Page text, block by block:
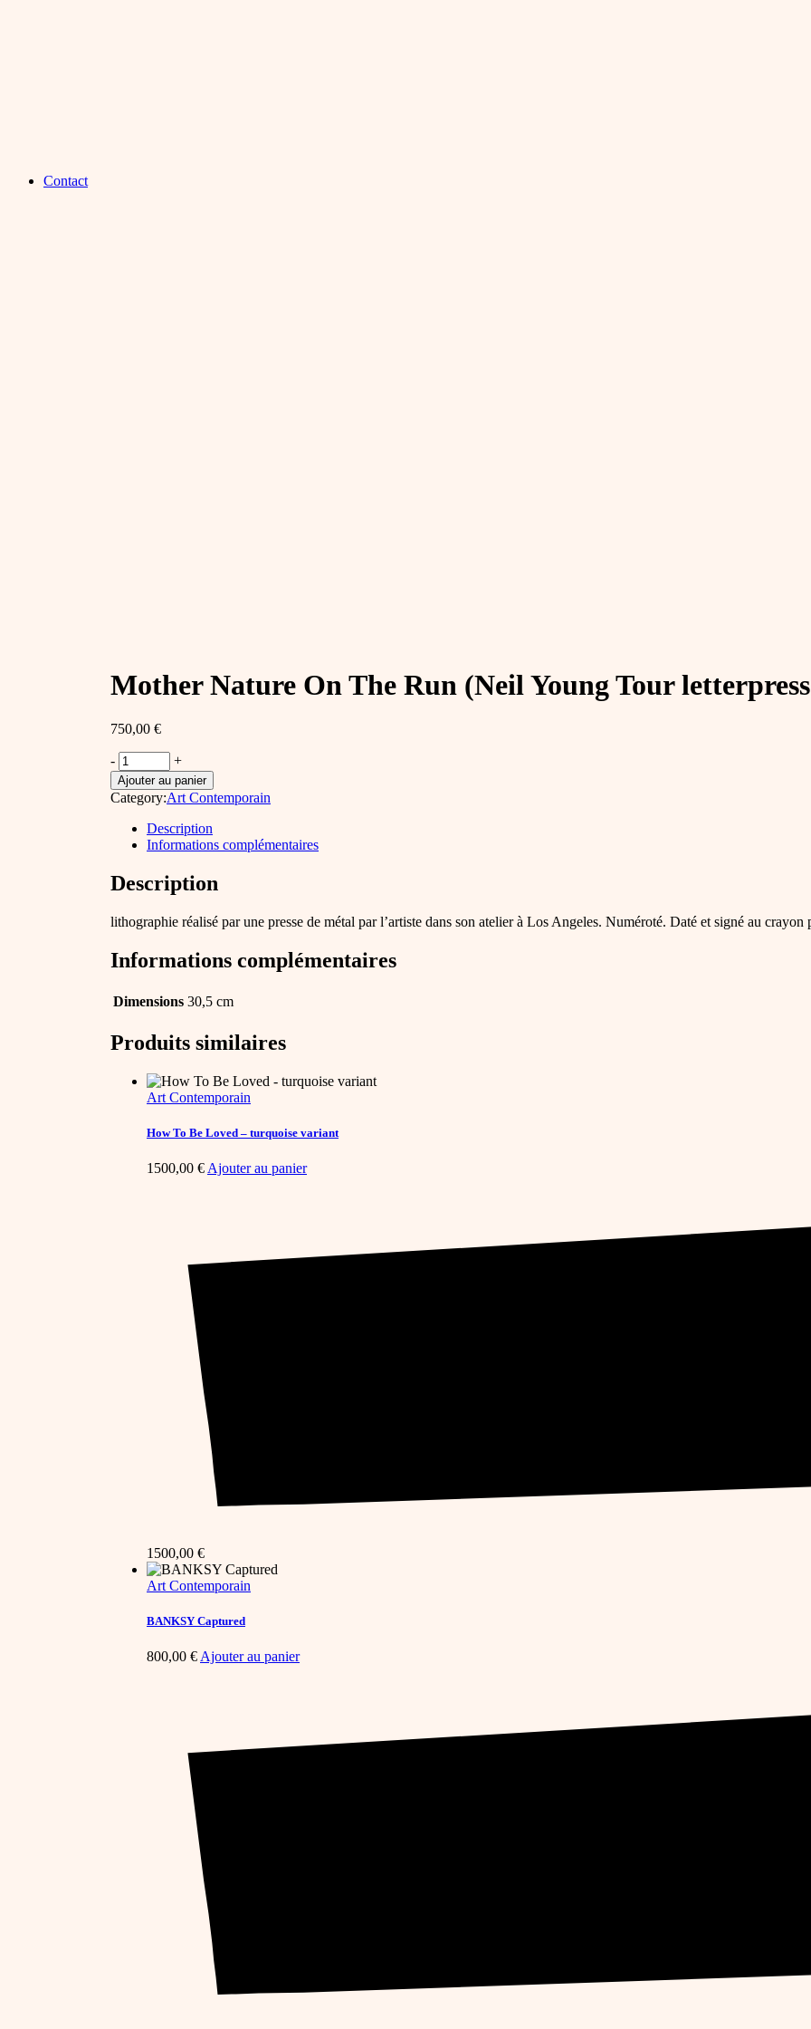
Contact
Mother Nature On The Run (Neil Young Tour
750,00 €
Mother
Nature
On
The
Run
(Neil
Young
Tour
letterpress)
- +
Ajouter au panier
Category:Art Contemporain
Description
Informations complémentaires
Description
lithographie réalisé par une presse de métal par l’artiste dans son atelier à Los Angeles. Numéroté. Daté et signé au crayon
Informations complémentaires
Dimensions 30,5 cm
Produits similaires
Art Contemporain
How To Be Loved – turquoise variant
1500,00 € Ajouter au panier
1500,00 €
Art Contemporain
BANKSY Captured
800,00 € Ajouter au panier